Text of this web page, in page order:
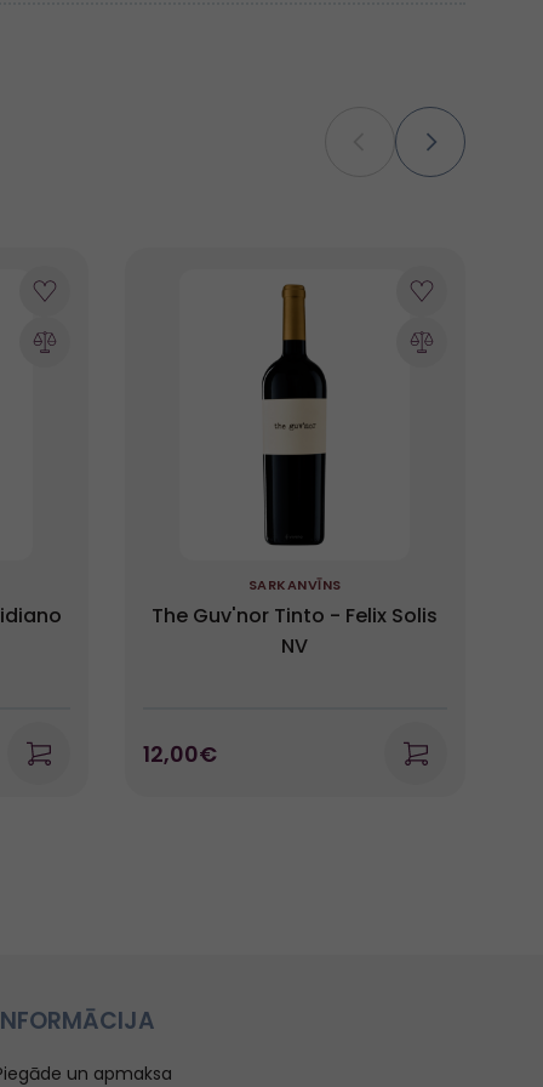
SARKANVĪNS
The Guv'nor Tinto - Felix Solis
NV
12,00€
un apmaksa